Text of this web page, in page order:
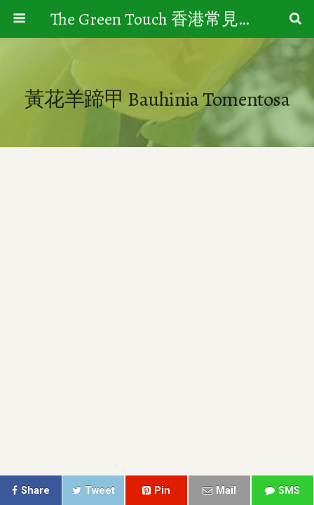
The Green Touch 香港常見樹木園藝生活
黃花羊蹄甲 Bauhinia Tomentosa
Share Tweet Pin Mail SMS